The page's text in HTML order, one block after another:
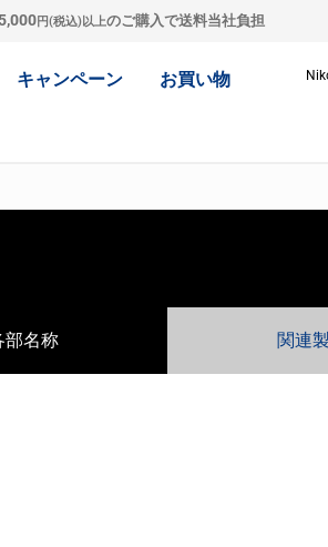
円(税込)以上のご購入で送料当社負担
キャンペーン お買い物
部名称 関連